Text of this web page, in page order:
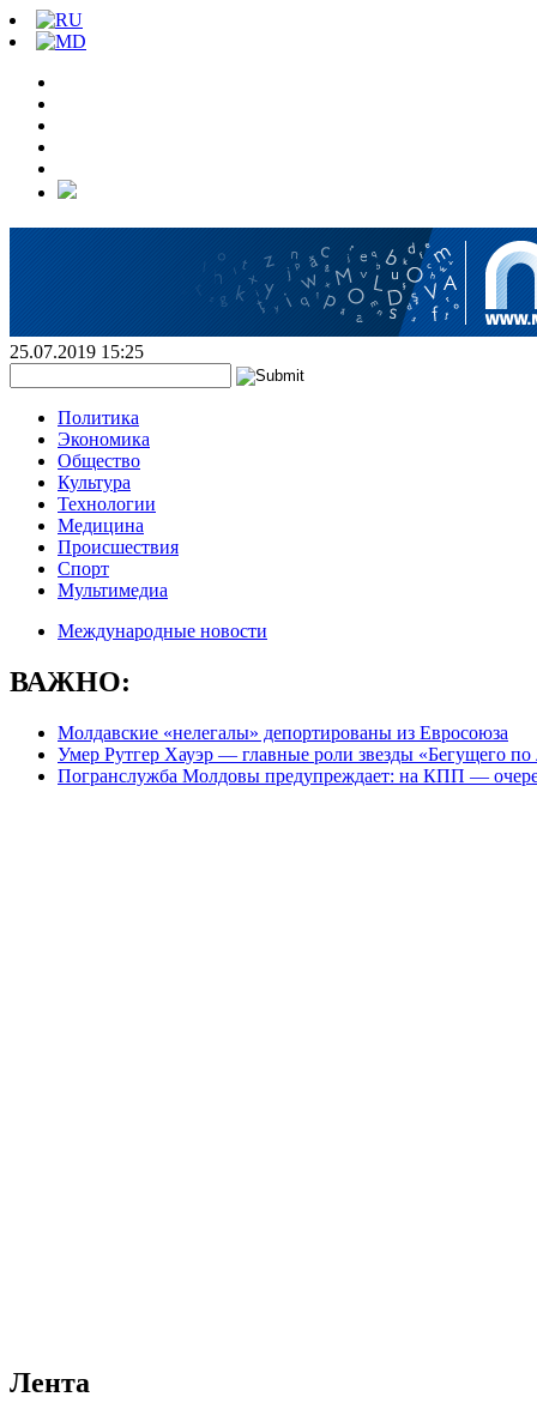
25.07.2019 15:25
Политика
Экономика
Общество
Культура
Технологии
Медицина
Происшествия
Спорт
Мультимедиа
Международные новости
ВАЖНО:
Молдавские «нелегалы» депортированы из Евросоюза
Умер Рутгер Хауэр — главные роли звезды «Бегущего по
Погранслужба Молдовы предупреждает: на КПП —
Лента